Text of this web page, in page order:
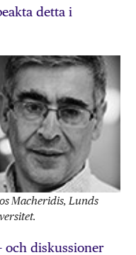
detta i
Macheridis, Lunds
och diskussioner